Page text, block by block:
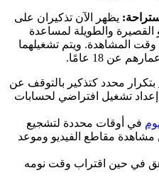
يظهر الآن تذكيران على
القصيرة والطويلة لمساعدة
المشاهدة. ويتم تشغيلهما
عن 18 عامًا.
بتكرار محدد كتذكير بالتوقف عن
تشغيل افتراضي لحسابات
في أوقات محددة لتشجيع
مقاطع الفيديو وموعد
في حين اقتراب وقت نومه